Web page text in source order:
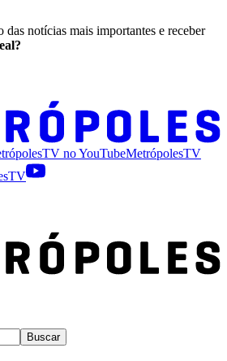
notícias mais importantes e receber
noYouTubeMetrópolesTV
Buscar